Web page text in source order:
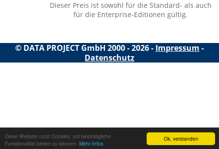
Ok, verstanden
Diese Website nutzt Cookies, um bestmögliche
Funktionalität bieten zu können. Mehr Infos
Dieser Preis ist sowohl für die Standard- als auch
für die Enterprise-Editionen gültig.
© DATA PROJECT GmbH 2000 - 2026 - Impressum -
Datenschutz